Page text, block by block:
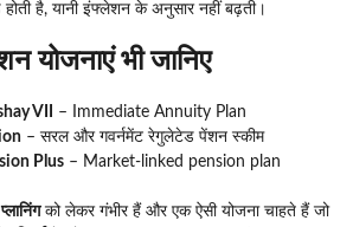
होती है, यानी इंफ्लेशन के अनुसार नहीं बढ़ती।
योजनाएं भी जानिए
VII
– Immediate Annuity Plan
– सरल और गवर्नमेंट रेगुलेटेड पेंशन स्कीम
Plus – Market-linked pension plan
को लेकर गंभीर हैं और एक ऐसी योजना चाहते हैं जो